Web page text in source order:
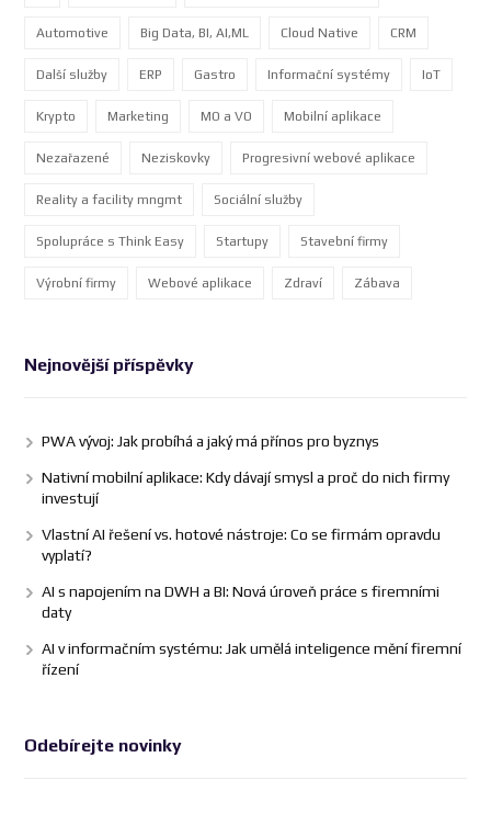
Automotive Big Data, BI, AI,ML Cloud Native CRM
Další služby ERP Gastro Informační systémy IoT
Krypto Marketing MO a VO Mobilní aplikace
Nezařazené Neziskovky Progresivní webové aplikace
Reality a facility mngmt Sociální služby
Spolupráce s Think Easy Startupy Stavební firmy
Výrobní firmy Webové aplikace Zdraví Zábava
Nejnovější příspěvky
PWA vývoj: Jak probíhá a jaký má přínos pro byznys
Nativní mobilní aplikace: Kdy dávají smysl a proč do nich firmy
investují
Vlastní AI řešení vs. hotové nástroje: Co se firmám opravdu
vyplatí?
AI s napojením na DWH a BI: Nová úroveň práce s firemními
daty
AI v informačním systému: Jak umělá inteligence mění firemní
řízení
Odebírejte novinky